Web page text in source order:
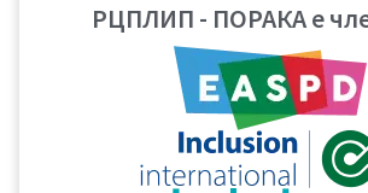
РЦПЛИП - ПОРАКА е